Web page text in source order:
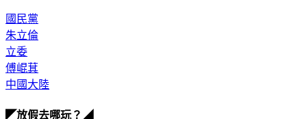
國民黨
朱立倫
立委
傅崐萁
中國大陸
◤放假去哪玩？◢